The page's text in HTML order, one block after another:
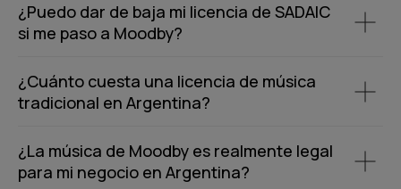
¿Puedo dar de baja mi licencia de SADAIC
si me paso a Moodby?
¿Cuánto cuesta una licencia de música
tradicional en Argentina?
¿La música de Moodby es realmente legal
para mi negocio en Argentina?